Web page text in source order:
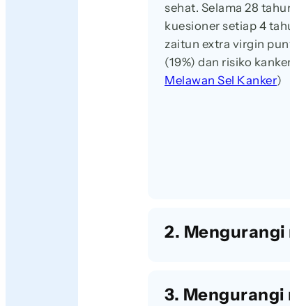
sehat. Selama 28
kuesioner setiap 4
zaitun extra virgin
(19%) dan risiko
Melawan Sel Kanker)
2.
3.